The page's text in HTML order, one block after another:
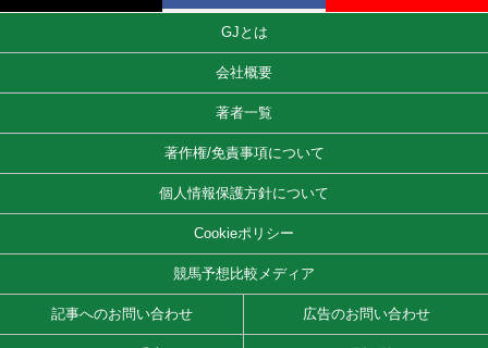
GJとは
会社概要
著者一覧
著作権/免責事項について
個人情報保護方針について
Cookieポリシー
競馬予想比較メディア
記事へのお問い合わせ 広告のお問い合わせ